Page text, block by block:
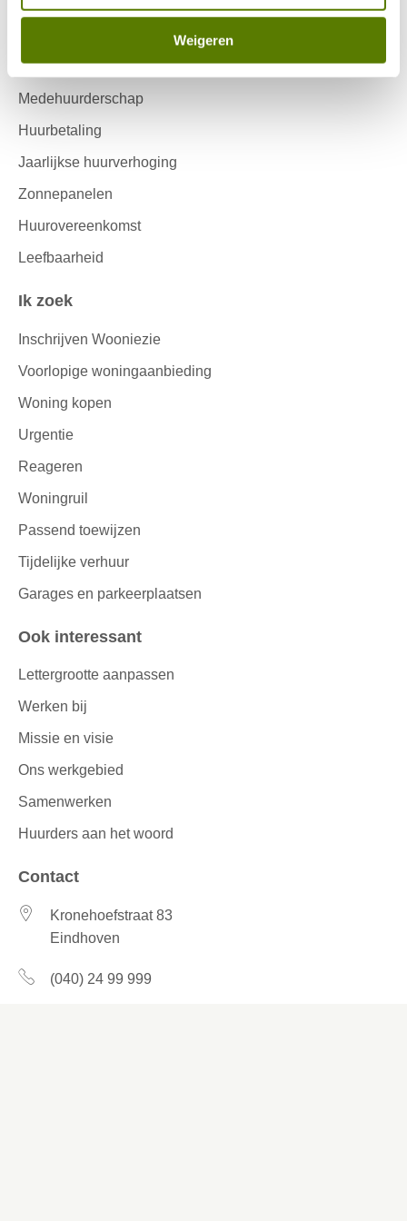
Weigeren
Inwoning
Medehuurderschap
Huurbetaling
Jaarlijkse huurverhoging
Zonnepanelen
Huurovereenkomst
Leefbaarheid
Ik zoek
Inschrijven Wooniezie
Voorlopige woningaanbieding
Woning kopen
Urgentie
Reageren
Woningruil
Passend toewijzen
Tijdelijke verhuur
Garages en parkeerplaatsen
Ook interessant
Lettergrootte aanpassen
Werken bij
Missie en visie
Ons werkgebied
Samenwerken
Huurders aan het woord
Contact
Kronehoefstraat 83
Eindhoven
(040) 24 99 999